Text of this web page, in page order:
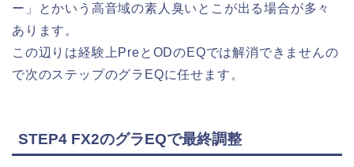
ー」とかいう高音域の素人臭いとこが出る場合が多々
あります。
この辺りは経験上PreとODのEQでは解消できませんの
で次のステップのグラEQに任せます。
STEP4 FX2のグラEQで最終調整